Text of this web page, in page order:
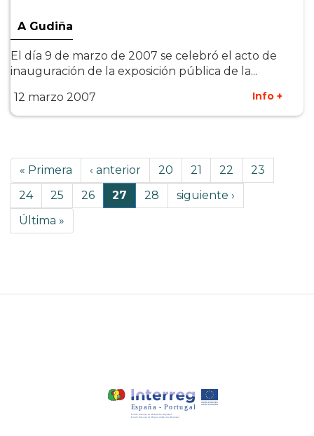
A Gudiña
El día 9 de marzo de 2007 se celebró el acto de
inauguración de la exposición pública de la...
12 marzo 2007
Info +
Paginación
Primera
página
« Primera
Página
anterior
‹ anterior Página
20 Página
21 Página
22 Página
23
Página
24 Página
25 Página
26
Página
actual
27 Página
28
Siguiente
página
siguiente ›
Última
página
Última »